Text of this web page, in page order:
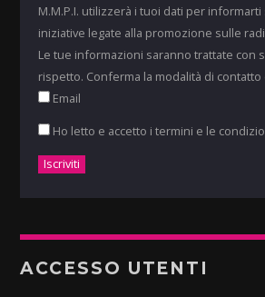
M.M.P.I. utilizzerà i tuoi dati per
iniziative legate alla promozione sulle
Le tue informazioni saranno trattate con
rispetto. Conferma la modalità di
Email
Ho letto e accetto i termini e le
ACCESSO UTENTI